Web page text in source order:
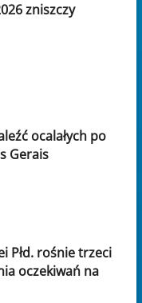
zniszczy
ocalałych po
Gerais
Płd. rośnie trzeci
oczekiwań na